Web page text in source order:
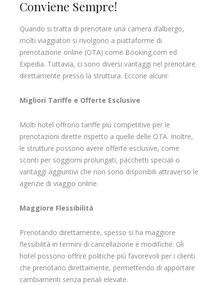
Conviene Sempre!
Quando si tratta di prenotare una camera d’albergo,
molti viaggiatori si rivolgono a piattaforme di
prenotazione online (OTA) come Booking.com ed
Expedia. Tuttavia, ci sono diversi vantaggi nel prenotare
direttamente presso la struttura. Eccone alcuni:
Migliori Tariffe e Offerte Esclusive
Molti hotel offrono tariffe più competitive per le
prenotazioni dirette rispetto a quelle delle OTA. Inoltre,
le strutture possono avere offerte esclusive, come
sconti per soggiorni prolungati, pacchetti speciali o
vantaggi aggiuntivi che non sono disponibili attraverso le
agenzie di viaggio online.
Maggiore Flessibilità
Prenotando direttamente, spesso si ha maggiore
flessibilità in termini di cancellazione e modifiche. Gli
hotel possono offrire politiche più favorevoli per i clienti
che prenotano direttamente, permettendo di apportare
cambiamenti senza penali elevate.